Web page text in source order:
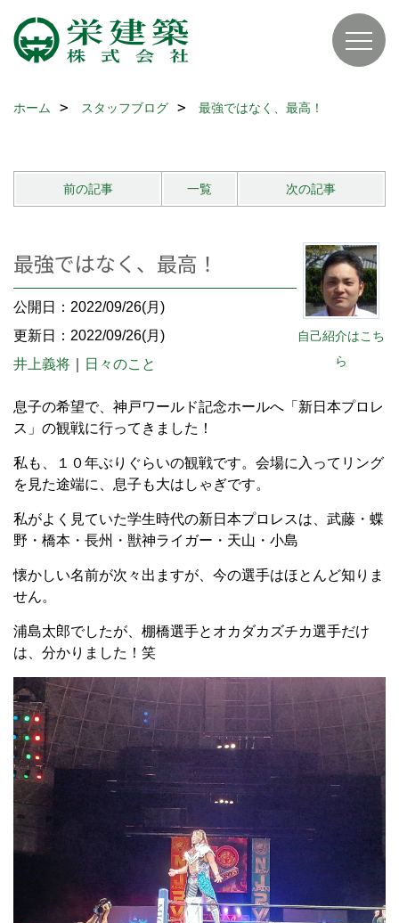
ホーム スタッフブログ 最強ではなく、最高！
前の記事 一覧 次の記事
自己紹介はこち
ら
最強ではなく、最高！
公開日：2022/09/26(月)
更新日：2022/09/26(月)
井上義将
日々のこと
息子の希望で、神戸ワールド記念ホールへ「新日本プロレ
ス」の観戦に行ってきました！
私も、１０年ぶりぐらいの観戦です。会場に入ってリング
を見た途端に、息子も大はしゃぎです。
私がよく見ていた学生時代の新日本プロレスは、武藤・蝶
野・橋本・長州・獣神ライガー・天山・小島
懐かしい名前が次々出ますが、今の選手はほとんど知りま
せん。
浦島太郎でしたが、棚橋選手とオカダカズチカ選手だけ
は、分かりました！笑